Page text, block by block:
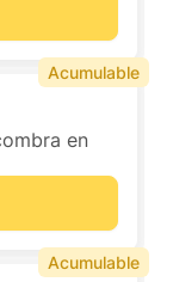
en
Acumulable
Acumulable